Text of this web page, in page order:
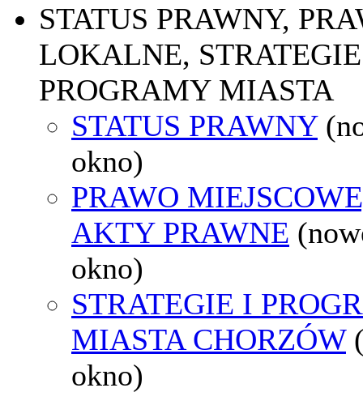
STATUS PRAWNY,
LOKALNE,
PROGRAMY MIASTA
STATUS PRAWNY
okno)
PRAWO
AKTY PRAWNE
okno)
STRATEGIE I
MIASTA CHORZÓW
okno)